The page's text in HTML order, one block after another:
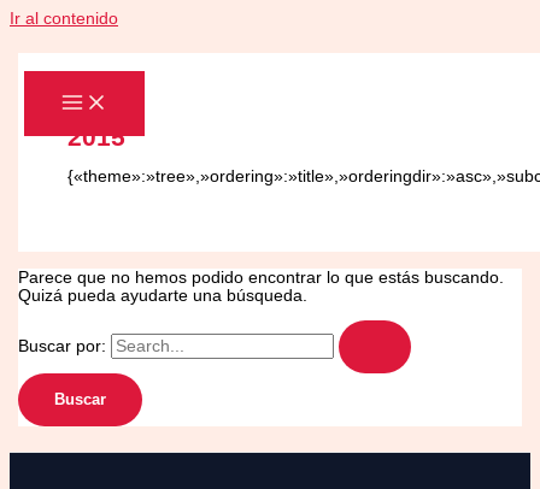
Ir al contenido
2015
Parece que no hemos podido encontrar lo que estás buscando.
Quizá pueda ayudarte una búsqueda.
Buscar por: